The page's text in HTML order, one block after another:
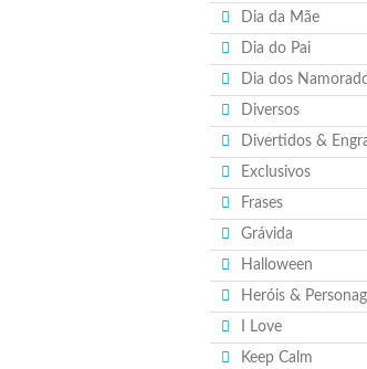
Dia da Mãe
Dia do Pai
Dia dos
Diversos
Divertidos &
Exclusivos
Frases
Grávida
Halloween
Heróis &
I Love
Keep Calm